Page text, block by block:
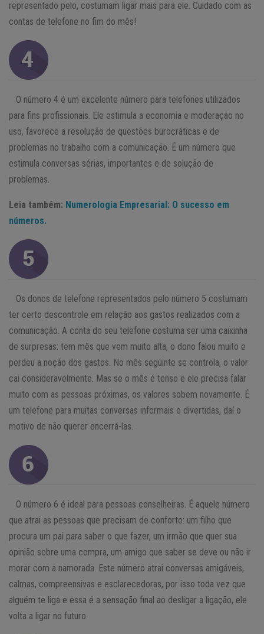
representado pelo, costumam ligar mais para ele. Cuidado com as
contas de telefone no fim do mês!
O número 4 é um excelente número para telefones utilizados
para fins profissionais. Ele estimula a economia e moderação no
uso, favorece a resolução de questões burocráticas e de
problemas no trabalho com a comunicação. É um número que
estimula conversas sérias, importantes e de solução de
problemas.
Leia também: Numerologia Empresarial: O sucesso em
números.
Os donos de telefone representados pelo número 5 costumam
ter certo descontrole em relação aos gastos realizados com a
comunicação. A conta do seu telefone costuma ser uma caixinha
de surpresas: tem mês que vem muito alta, o dono falou muito e
perdeu a noção dos gastos. No mês seguinte se controla, o valor
cai consideravelmente. Mas se o mês é tenso e ele precisa falar
muito com as pessoas próximas, os valores sobem novamente. É
um telefone para muitas conversas informais e divertidas, daí o
motivo de não querer encerrá-las.
O número 6 é ideal para pessoas conselheiras. É aquele número
que atrai as pessoas que precisam de conforto: um filho que
procura um pai para saber o que fazer, um irmão que quer sua
opinião sobre uma compra, um amigo que saber se deve ou não ir
morar com a namorada. Este número atrai conversas amigáveis,
calmas, compreensivas e esclarecedoras, por isso toda vez que
alguém te liga e essa é a sensação final ao desligar a ligação, ele
volta a ligar no futuro.